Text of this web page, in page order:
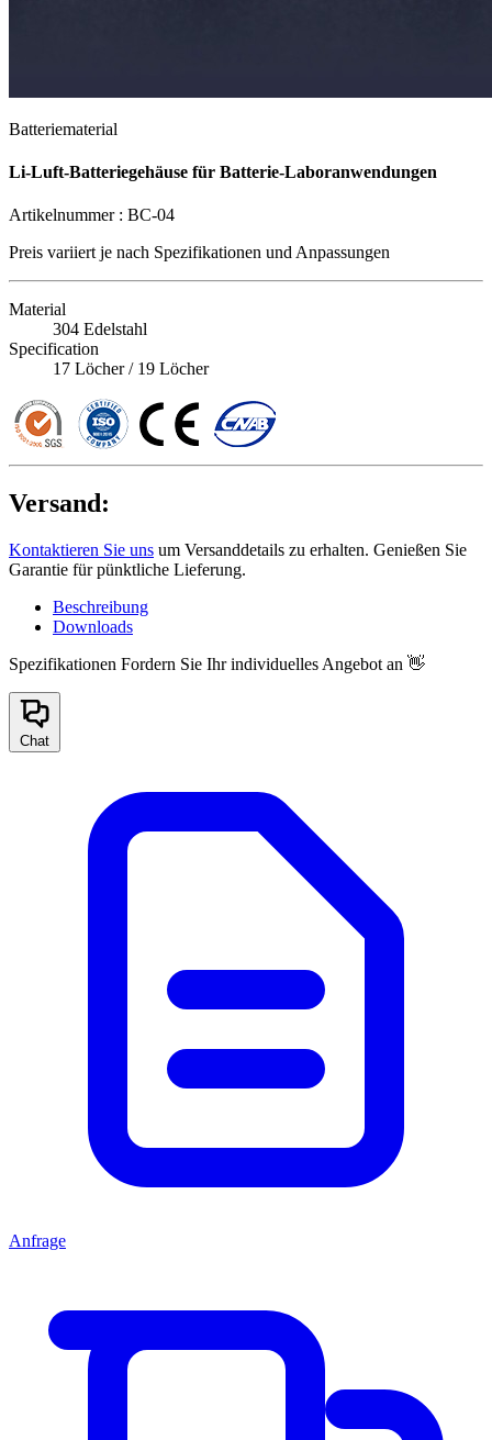
Batteriematerial
Li-Luft-Batteriegehäuse für Batterie-Laboranwendungen
Artikelnummer : BC-04
Preis variiert je nach Spezifikationen und Anpassungen
Material
304 Edelstahl
Specification
17 Löcher / 19 Löcher
Versand:
Kontaktieren Sie uns um Versanddetails zu erhalten. Genießen Sie
Garantie für pünktliche Lieferung.
Beschreibung
Downloads
Spezifikationen Fordern Sie Ihr individuelles Angebot an 👋
Chat
Anfrage